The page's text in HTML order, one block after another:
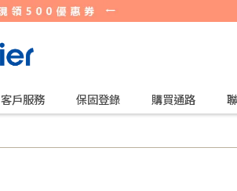
客戶服務 保固登錄 購買通路